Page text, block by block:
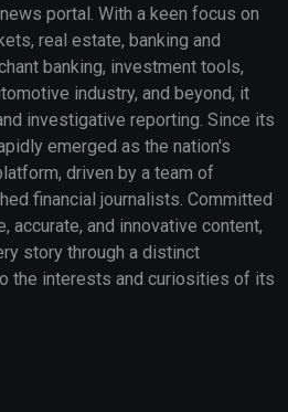
portal. With a keen focus on
real estate, banking and
banking, investment tools,
industry, and beyond, it
investigative reporting. Since its
emerged as the nation's
driven by a team of
financial journalists. Committed
accurate, and innovative content,
story through a distinct
the interests and curiosities of its